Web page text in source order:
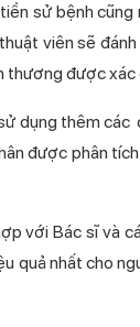
sử bệnh
viên sẽ
thương được xác
dụng thêm
được phân
với Bác sĩ và
quả nhất cho